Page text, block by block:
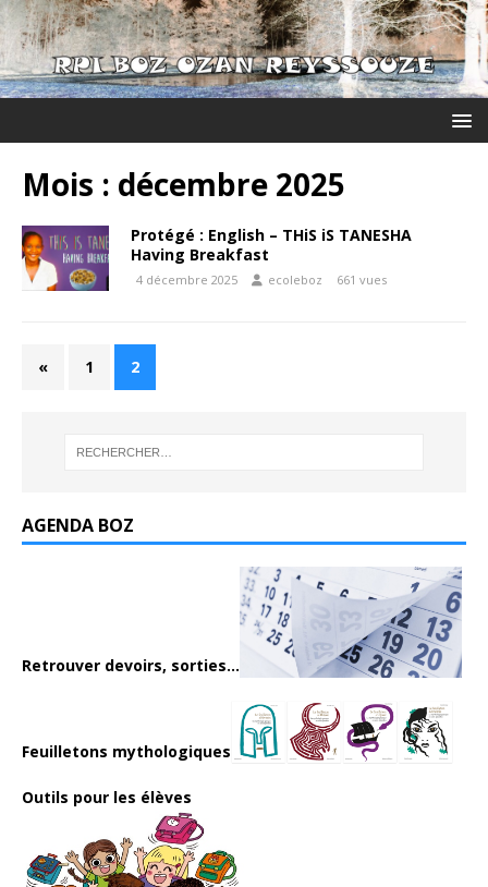
Mois : décembre 2025
Protégé : English – THiS iS TANESHA
Having Breakfast
4 décembre 2025 ecoleboz 661 vues
« 1 2
AGENDA BOZ
Retrouver devoirs, sorties...
Feuilletons mythologiques
Outils pour les élèves